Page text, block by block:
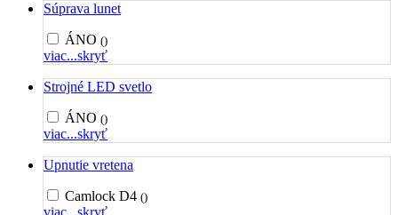
Súprava lunet
ÁNO ()
viac...skryť
Strojné LED svetlo
ÁNO ()
viac...skryť
Upnutie vretena
Camlock D4 ()
viac...skryť